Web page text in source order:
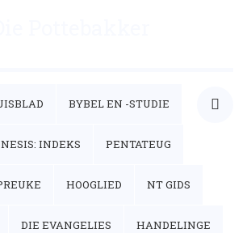
BYBEL EN -STUDIE
INDEKS PENTATEUG
HOOGLIED NT GIDS
DIE EVANGELIES HANDELINGE